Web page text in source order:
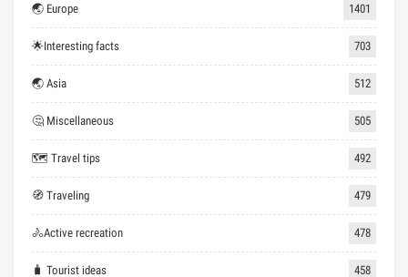
🌏 Europe 1401
🌟Interesting facts 703
🌏 Asia 512
🤔 Miscellaneous 505
🗺 Travel tips 492
🧭 Traveling 479
🚴Active recreation 478
🧳 Tourist ideas 458